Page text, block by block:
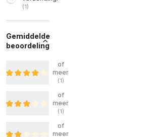
(1)
Gemiddelde
beoordeling
of
meer
(1)
of
meer
(1)
of
meer